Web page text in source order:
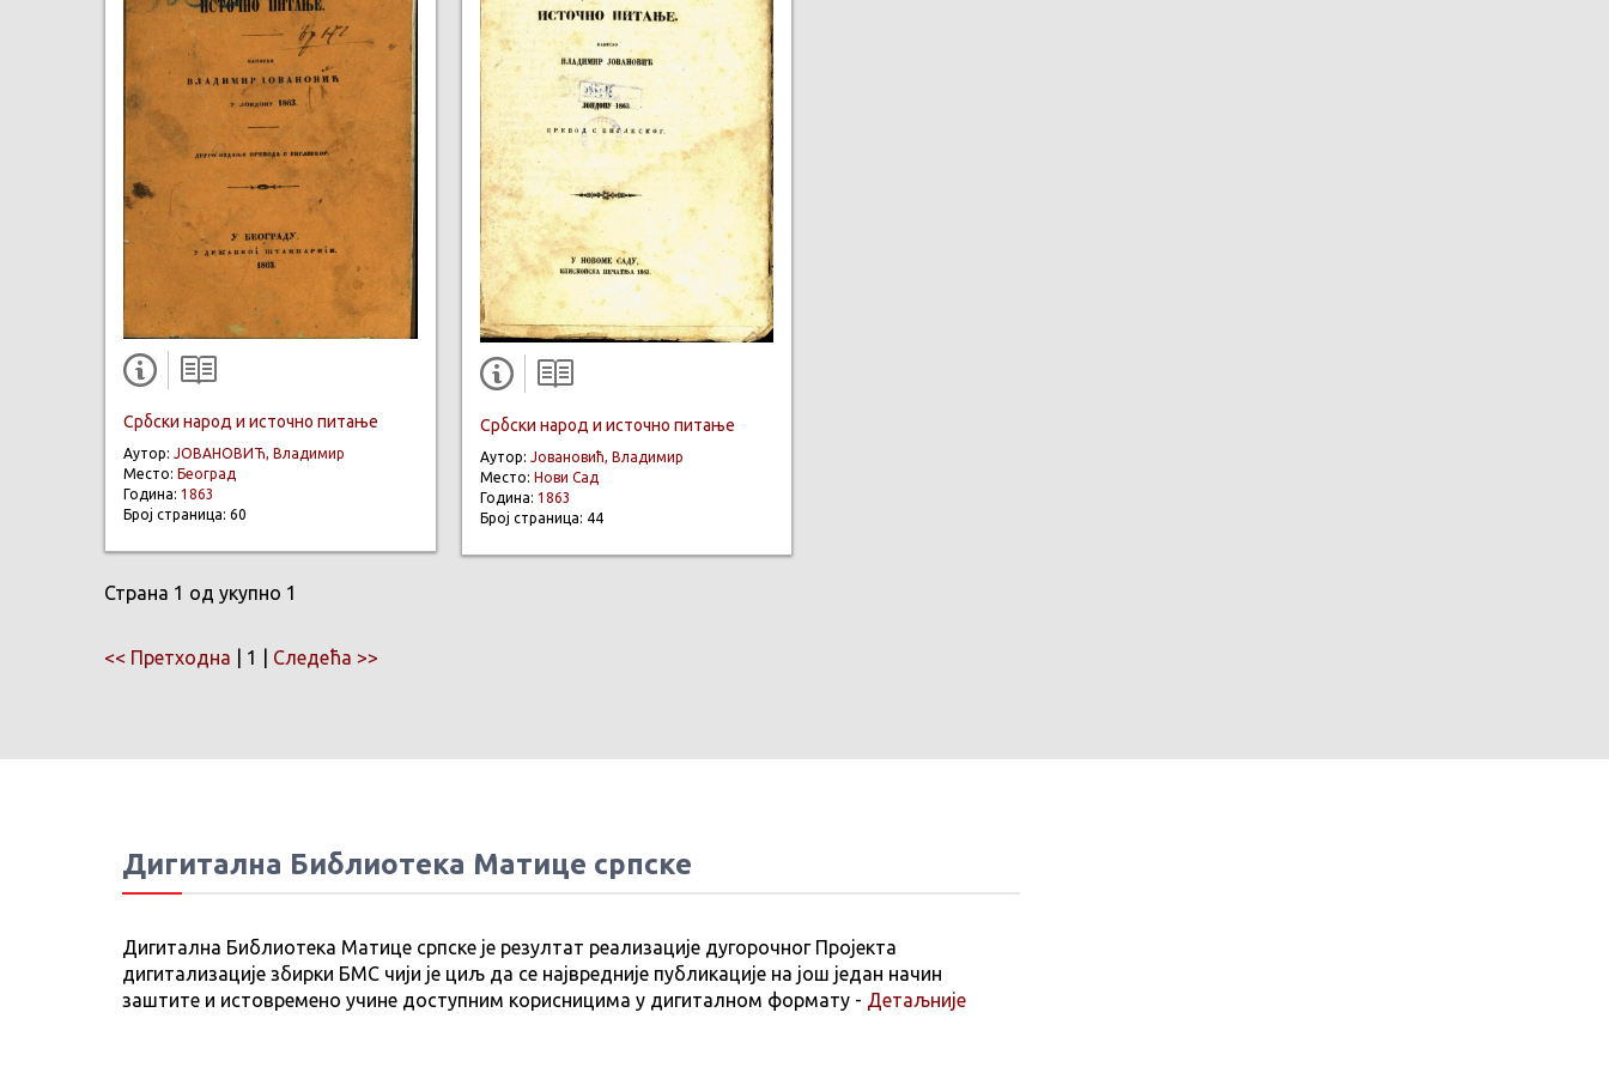
Србски народ и источно питање
Аутор: ЈОВАНОВИЋ, Владимир
Место: Београд
Година: 1863
Број страница: 60
Србски народ и источно питање
Аутор: Јовановић, Владимир
Место: Нови Сад
Година: 1863
Број страница: 44
Страна 1 од укупно 1
<< Претходна | 1 | Следећа >>
Дигитална Библиотека Матице српске
Дигитална Библиотека Матице српске је резултат реализације дугорочног Пројекта
дигитализације збирки БМС чији је циљ да се највредније публикације на још један начин
заштите и истовремено учине доступним корисницима у дигиталном формату - Детаљније